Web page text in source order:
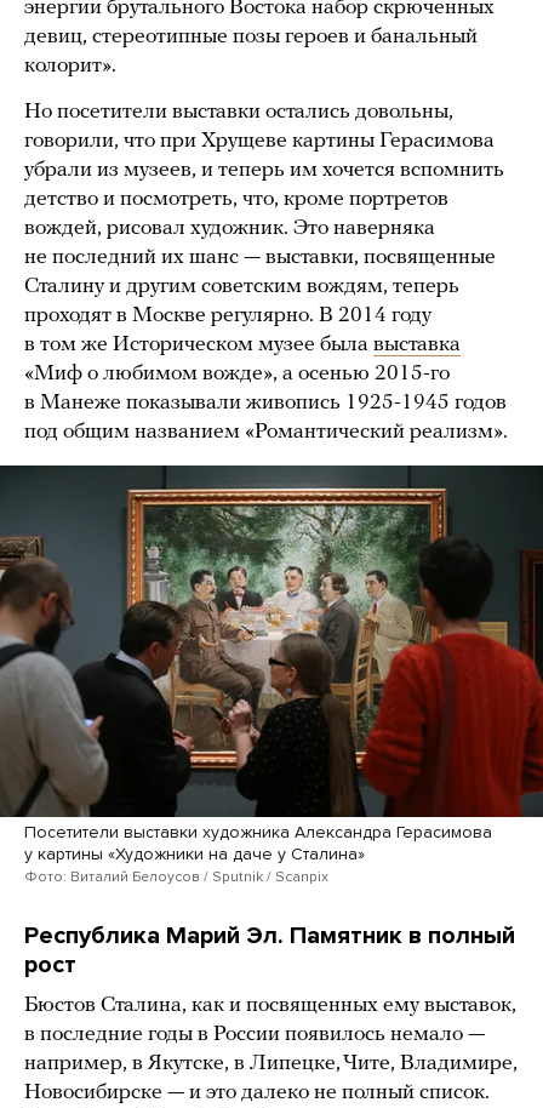
энергии брутального Востока набор скрюченных
девиц, стереотипные позы героев и банальный
колорит».
Но посетители выставки остались довольны,
говорили, что при Хрущеве картины Герасимова
убрали из музеев, и теперь им хочется вспомнить
детство и посмотреть, что, кроме портретов
вождей, рисовал художник. Это наверняка
не последний их шанс — выставки, посвященные
Сталину и другим советским вождям, теперь
проходят в Москве регулярно. В 2014 году
в том же Историческом музее была выставка
«Миф о любимом вожде», а осенью 2015-го
в Манеже показывали живопись 1925-1945 годов
под общим названием «Романтический реализм».
Посетители выставки художника Александра Герасимова
у картины «Художники на даче у Сталина»
Фото: Виталий Белоусов / Sputnik / Scanpix
Республика Марий Эл. Памятник в полный
рост
Бюстов Сталина, как и посвященных ему выставок,
в последние годы в России появилось немало —
например, в Якутске, в Липецке, Чите, Владимире,
Новосибирске — и это далеко не полный список.